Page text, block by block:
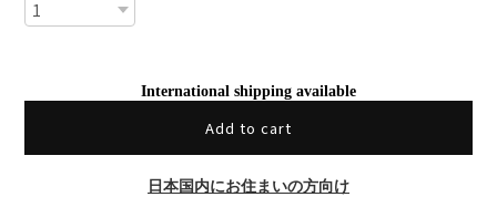
International shipping available
Add to cart
日本国内にお住まいの方向け